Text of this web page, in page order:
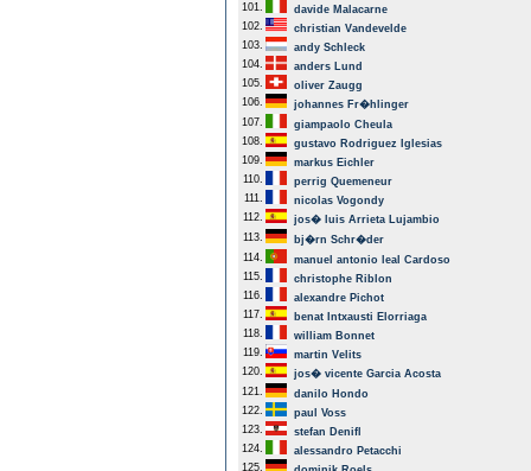
101.
davide Malacarne
102.
christian Vandevelde
103.
andy Schleck
104.
anders Lund
105.
oliver Zaugg
106.
johannes Fr�hlinger
107.
giampaolo Cheula
108.
gustavo Rodriguez Iglesias
109.
markus Eichler
110.
perrig Quemeneur
111.
nicolas Vogondy
112.
jos� luis Arrieta Lujambio
113.
bj�rn Schr�der
114.
manuel antonio leal Cardoso
115.
christophe Riblon
116.
alexandre Pichot
117.
benat Intxausti Elorriaga
118.
william Bonnet
119.
martin Velits
120.
jos� vicente Garcia Acosta
121.
danilo Hondo
122.
paul Voss
123.
stefan Denifl
124.
alessandro Petacchi
125.